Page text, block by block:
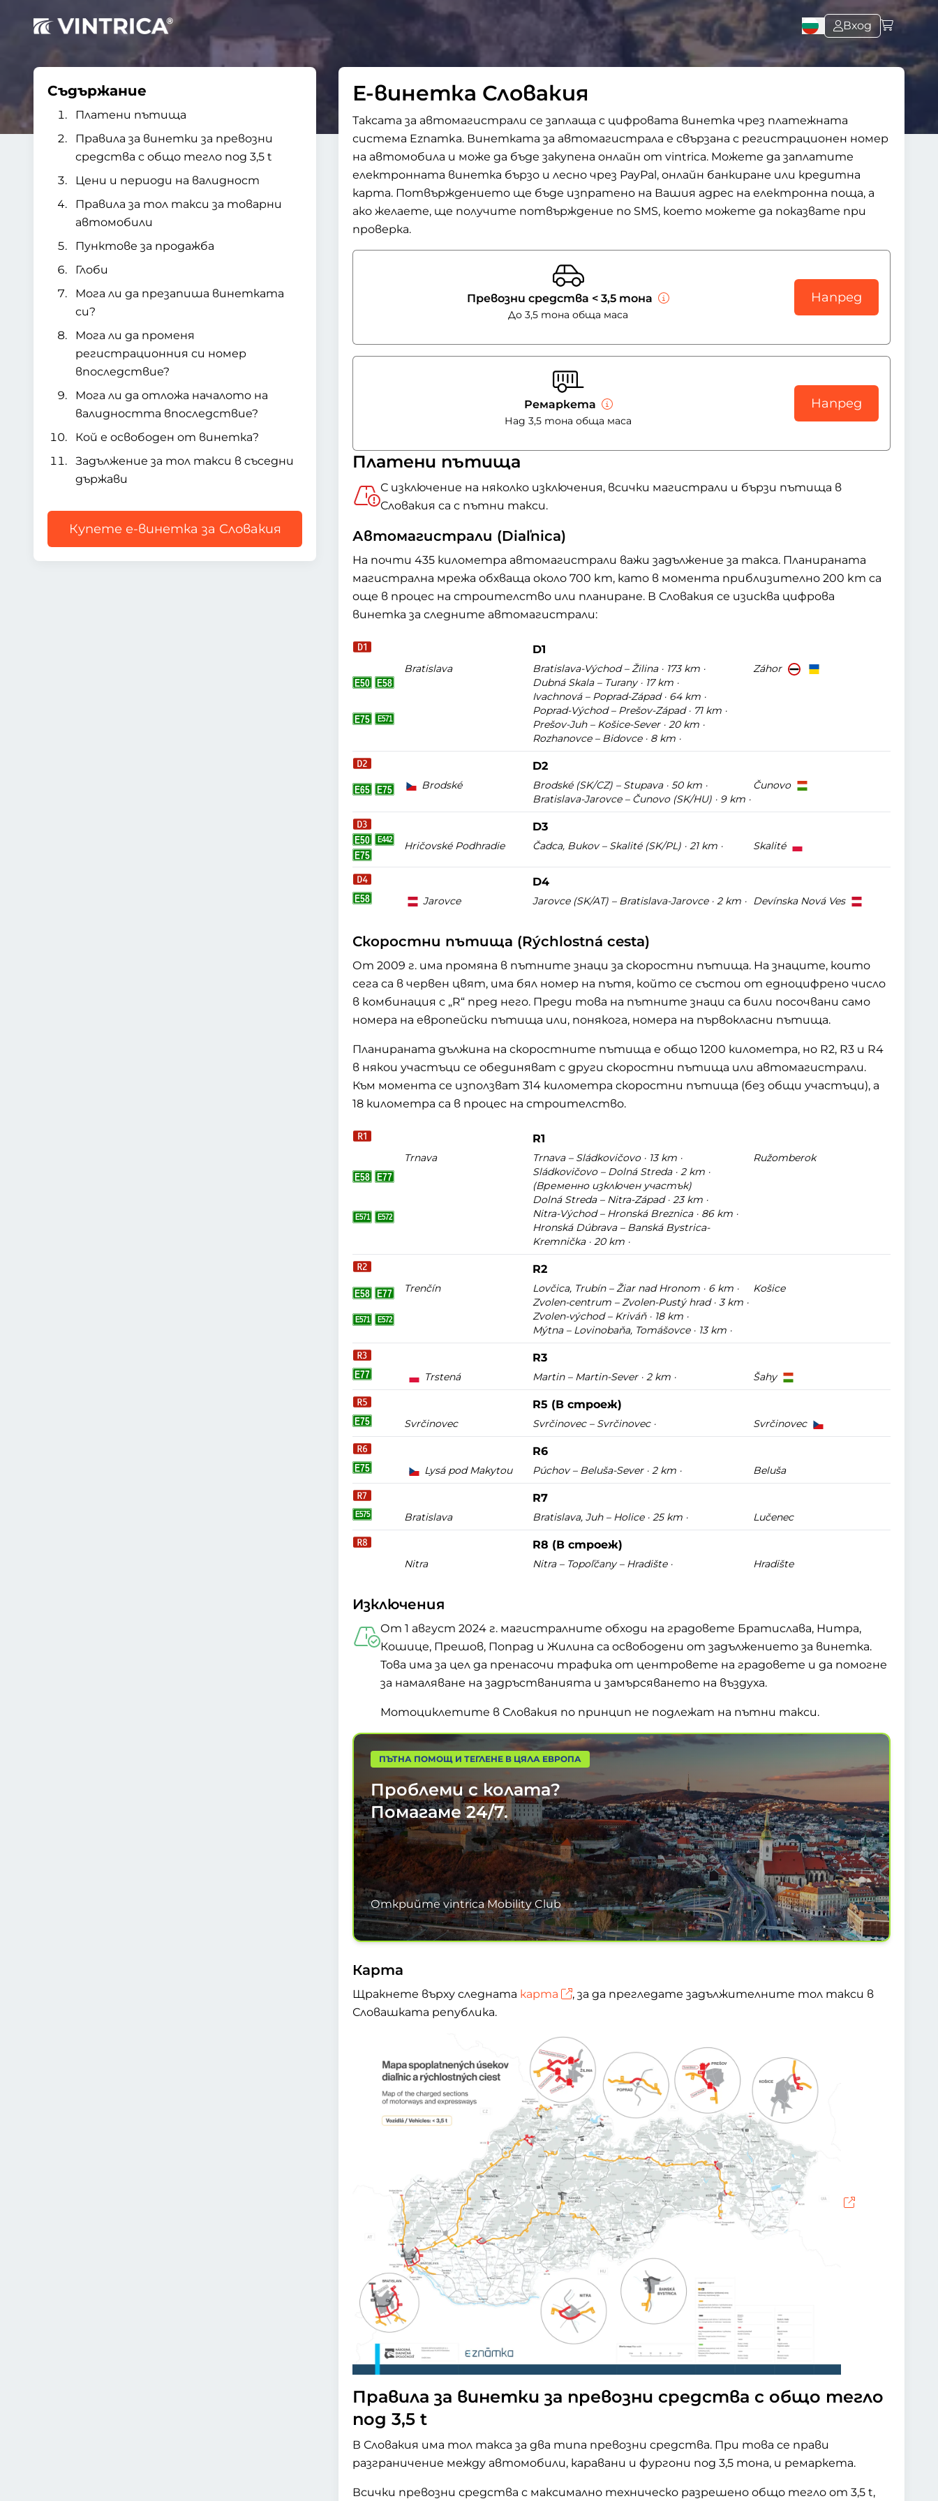
Вход
Съдържание
Платени пътища
Правила за винетки за превозни
средства с общо тегло под 3,5 t
Цени и периоди на валидност
Правила за тол такси за товарни
автомобили
Пунктове за продажба
Глоби
Мога ли да презапиша винетката
си?
Мога ли да променя
регистрационния си номер
впоследствие?
Мога ли да отложа началото на
валидността впоследствие?
Кой е освободен от винетка?
Задължение за тол такси в съседни
държави
Купете е-винетка за Словакия
Е-винетка Словакия
Таксата за автомагистрали се заплаща с цифровата винетка чрез платежната
система Eznamka. Винетката за автомагистрала е свързана с регистрационен номер
на автомобила и може да бъде закупена онлайн от vintrica. Можете да заплатите
електронната винетка бързо и лесно чрез PayPal, онлайн банкиране или кредитна
карта. Потвърждението ще бъде изпратено на Вашия адрес на електронна поща, а
ако желаете, ще получите потвърждение по SMS, което можете да показвате при
проверка.
Превозни средства < 3,5 тона
До 3,5 тона обща маса
Напред
Ремаркета
Над 3,5 тона обща маса
Напред
Платени пътища
С изключение на няколко изключения, всички магистрали и бързи пътища в
Словакия са с пътни такси.
Автомагистрали (Diaľnica)
На почти 435 километра автомагистрали важи задължение за такса. Планираната
магистрална мрежа обхваща около 700 km, като в момента приблизително 200 km са
още в процес на строителство или планиране. В Словакия се изисква цифрова
винетка за следните автомагистрали:
Bratislava
D1
Bratislava-Východ – Žilina · 173 km ·
Dubná Skala – Turany · 17 km ·
Ivachnová – Poprad-Západ · 64 km ·
Poprad-Východ – Prešov-Západ · 71 km ·
Prešov-Juh – Košice-Sever · 20 km ·
Rozhanovce – Bidovce · 8 km ·
Záhor
Brodské
D2
Brodské (SK/CZ) – Stupava · 50 km ·
Bratislava-Jarovce – Čunovo (SK/HU) · 9 km ·
Čunovo
Hričovské Podhradie
D3
Čadca, Bukov – Skalité (SK/PL) · 21 km · Skalité
Jarovce
D4
Jarovce (SK/AT) – Bratislava-Jarovce · 2 km · Devínska Nová Ves
Скоростни пътища (Rýchlostná cesta)
От 2009 г. има промяна в пътните знаци за скоростни пътища. На знаците, които
сега са в червен цвят, има бял номер на пътя, който се състои от едноцифрено число
в комбинация с „R“ пред него. Преди това на пътните знаци са били посочвани само
номера на европейски пътища или, понякога, номера на първокласни пътища.
Планираната дължина на скоростните пътища е общо 1200 километра, но R2, R3 и R4
в някои участъци се обединяват с други скоростни пътища или автомагистрали.
Към момента се използват 314 километра скоростни пътища (без общи участъци), а
18 километра са в процес на строителство.
Trnava
R1
Trnava – Sládkovičovo · 13 km ·
Sládkovičovo – Dolná Streda · 2 km ·
(Временно изключен участък)
Dolná Streda – Nitra-Západ · 23 km ·
Nitra-Východ – Hronská Breznica · 86 km ·
Hronská Dúbrava – Banská Bystrica-
Kremnička · 20 km ·
Ružomberok
Trenčín
R2
Lovčica, Trubín – Žiar nad Hronom · 6 km ·
Zvolen-centrum – Zvolen-Pustý hrad · 3 km ·
Zvolen-východ – Kriváň · 18 km ·
Mýtna – Lovinobaňa, Tomášovce · 13 km ·
Košice
Trstená
R3
Martin – Martin-Sever · 2 km · Šahy
Svrčinovec
R5 (В строеж)
Svrčinovec – Svrčinovec · Svrčinovec
Lysá pod Makytou
R6
Púchov – Beluša-Sever · 2 km · Beluša
Bratislava
R7
Bratislava, Juh – Holice · 25 km · Lučenec
Nitra
R8 (В строеж)
Nitra – Topoľčany – Hradište · Hradište
Изключения
От 1 август 2024 г. магистралните обходи на градовете Братислава, Нитра,
Кошице, Прешов, Попрад и Жилина са освободени от задължението за винетка.
Това има за цел да пренасочи трафика от центровете на градовете и да помогне
за намаляване на задръстванията и замърсяването на въздуха.
Мотоциклетите в Словакия по принцип не подлежат на пътни такси.
ПЪТНА ПОМОЩ И ТЕГЛЕНЕ В ЦЯЛА ЕВРОПА
Проблеми с колата?
Помагаме24/7.
Открийте vintrica Mobility Club
Карта
Щракнете върху следната карта
, за да прегледате задължителните тол такси в
Словашката република.
Правила за винетки за превозни средства с общо тегло
под 3,5 t
В Словакия има тол такса за два типа превозни средства. При това се прави
разграничение между автомобили, каравани и фургони под 3,5 тона, и ремаркета.
Всички превозни средства с максимално техническо разрешено общо тегло от 3,5 t,